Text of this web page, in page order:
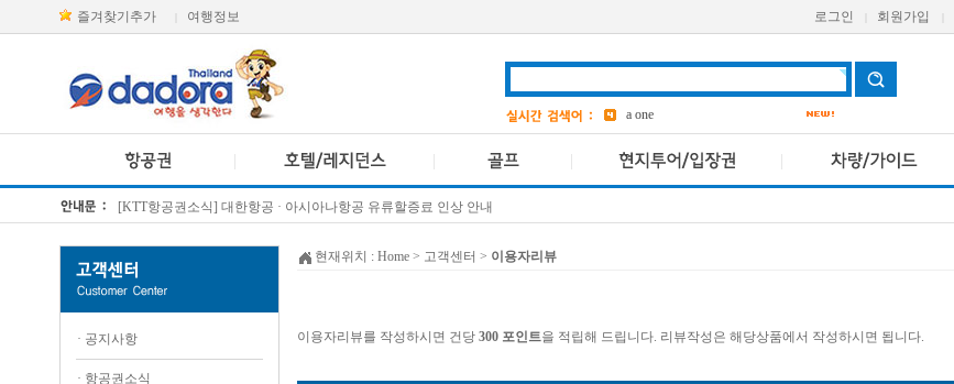
즐겨찾기추가 여행정보 로그인 회원가입
aetas
bangkok
7
Avani
a one
ASQ
pcr 4
[KTT항공권소식] 대한항공 · 아시아나항공 유류할증료 인상 안내
· 공지사항
· 항공권소식
현재위치 : Home > 고객센터 > 이용자리뷰
이용자리뷰를 작성하시면 건당 300 포인트을 적립해 드립니다. 리뷰작성은 해당상품에서 작성하시면 됩니다.